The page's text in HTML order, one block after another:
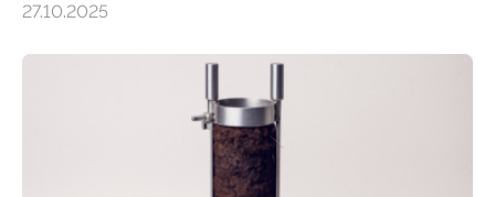
Potenzial nur dann entfalten können, wenn sie in
Veränderung der Wirtschaft wichtig ist, zeigt der vom
Deutschen Biomasseforschungszentrum und der
Stadtreinigung Leipzig konzipierte und am 24. Oktober
2025 offiziell eingeweihte Stadtrundgang „KreisLauf“. Er
27.10.2025